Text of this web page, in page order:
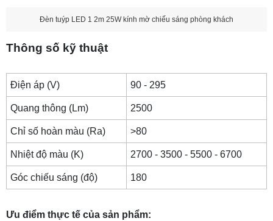
Thông số kỹ thuật
TOP 7: Đèn tuýp 60cm kính mờ 10w cho phòng
khách
Thông số kỹ thuật
TOP 8: Đèn tuýp nhôm 0,6m cho phòng khách
Thông số kỹ thuật
Giá bán
Đèn tuýp LED 1 2m 25W kính mờ chiếu sáng phòng khách
Thông số kỹ thuật
Điện áp (V) 90 - 295
Quang thông (Lm) 2500
Chỉ số hoàn màu (Ra) >80
Nhiệt độ màu (K) 2700 - 3500 - 5500 - 6700
Góc chiếu sáng (độ) 180
Ưu điểm thực tế của sản phẩm: